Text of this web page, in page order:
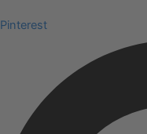
Pinterest